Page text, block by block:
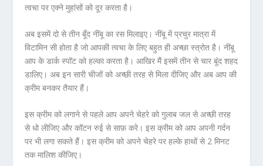
त्वचा पर एक्ने मुहांसों को दूर करता है।
अब इसमें दो से तीन बूँद नींबू का रस मिलाइए। नींबू में प्रचुर मात्रा में
विटामिन सी होता है जो आपकी त्वचा के लिए बहुत ही अच्छा स्त्रोत है। नींबू
आप के डार्क स्पॉट को हल्का करता है। आखिर मैं इसमें तीन से चार बूंद शहद
डालिए। अब इन सारी चीजों को अच्छी तरह से मिला दीजिए और अब आप की
क्रीम बनकर तैयार हैं।
इस क्रीम को लगाने से पहले आप अपने चेहरे को गुलाब जल से अच्छी तरह
से धो लीजिए और कॉटन रुई से साफ़ करे। इस क्रीम को आप अपनी गर्दन
पर भी लगा सकते हैं। इस क्रीम को अपने चेहरे पर हल्के हाथों से 2 मिनट
तक मालिश कीजिए।